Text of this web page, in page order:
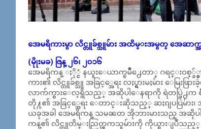
အေမရိကားမွာ လိင္တူခ်စ္သူမ်ား အထိမ္းအမွတ္ အေဆာ
(မိုုးမခ) ဇြန္ ၂၆၊ ၂၀၁၆
အေမရိကန္ ႏို္င္ငံ နယူးေယာက္ၿမိဳ႕ေတာ္ ဂရင္းဝစ္္ခ်္
ကား၏ လိင္တူခ်စ္သူ အခြင့္အေရး လႈပ္ရွားမႈမ်ား ေမြးဖ
လာက်က္စားေလ့ရွိသည့္ အဆိုပါေနရာကို ရဲတပ္ဖြဲ႕က စီး
တို႔၏ အခြင့္အေရး ေတာင္းဆိုသည့္ ဆႏၵျပပြဲမ်ား၊
ယခုအခါ အေမရိကန္ သမၼတ အိုဘားမားသည္ အဆိုပါ
ကန္၏ လိင္တူတိမ္းညြတ္ၾကသူမ်ားကို ကိုယ္စားျပဳသ